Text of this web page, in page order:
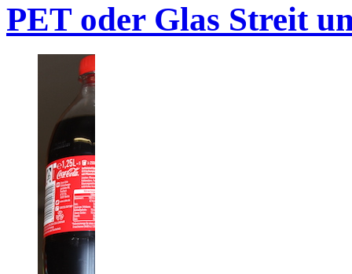
PET oder Glas Streit